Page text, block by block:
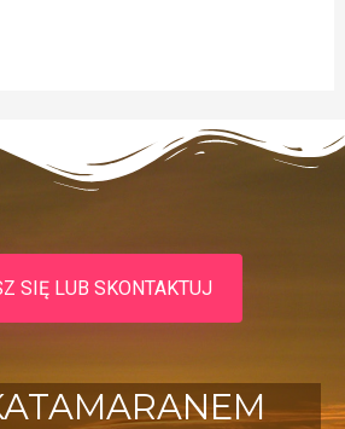
SIĘ LUB SKONTAKTUJ